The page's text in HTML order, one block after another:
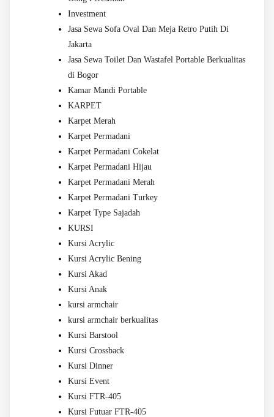
Investment
Jasa Sewa Sofa Oval Dan Meja Retro Putih Di
Jakarta
Jasa Sewa Toilet Dan Wastafel Portable Berkualitas
di Bogor
Kamar Mandi Portable
KARPET
Karpet Merah
Karpet Permadani
Karpet Permadani Cokelat
Karpet Permadani Hijau
Karpet Permadani Merah
Karpet Permadani Turkey
Karpet Type Sajadah
KURSI
Kursi Acrylic
Kursi Acrylic Bening
Kursi Akad
Kursi Anak
kursi armchair
kursi armchair berkualitas
Kursi Barstool
Kursi Crossback
Kursi Dinner
Kursi Event
Kursi FTR-405
Kursi Futuar FTR-405